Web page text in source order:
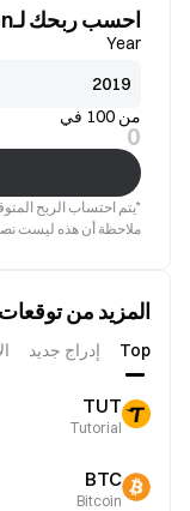
احسب ربحك لـGateToken
Year
من 100 في
0
*يتم احتساب الربح
ملاحظة أن هذه ليست
المزيد من توقعات
Top إدراج جديد
TUT
Tutorial
BTC
Bitcoin